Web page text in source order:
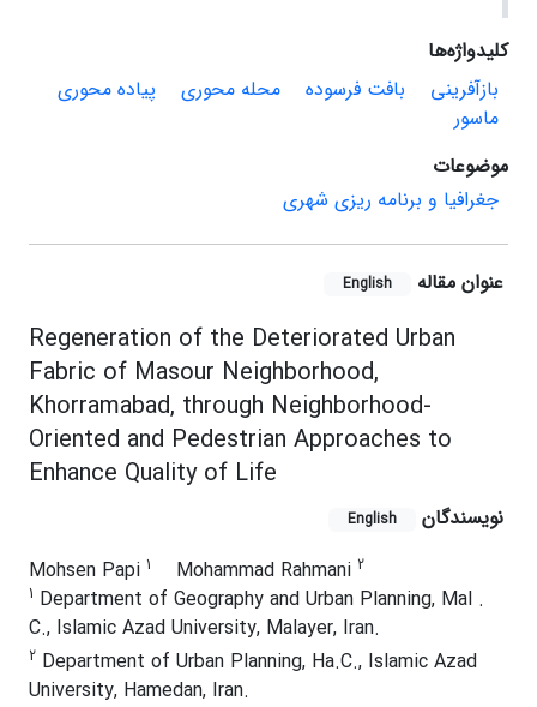
کلیدواژه‌ها
بازآفرینی
بافت فرسوده محله محوری
پیاده محوری
ماسور
موضوعات
جغرافیا و برنامه ریزی شهری
عنوان مقاله English
Regeneration of the Deteriorated Urban
Fabric of Masour Neighborhood,
Khorramabad, through Neighborhood-
Oriented and Pedestrian Approaches to
Enhance Quality of Life
نویسندگان English
Mohsen Papi 1 Mohammad Rahmani 2
1 Department of Geography and Urban Planning, Mal .
C., Islamic Azad University, Malayer, Iran.
2 Department of Urban Planning, Ha.C., Islamic Azad
University, Hamedan, Iran.